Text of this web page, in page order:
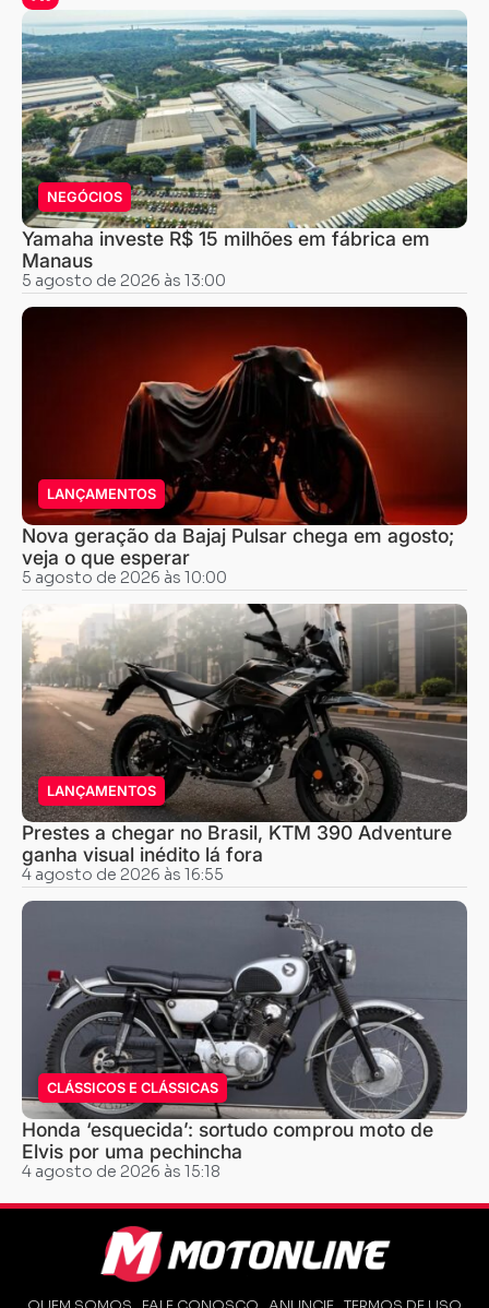
NEGÓCIOS
Yamaha investe R$ 15 milhões em fábrica em
Manaus
5 agosto de 2026 às 13:00
LANÇAMENTOS
Nova geração da Bajaj Pulsar chega em agosto;
veja o que esperar
5 agosto de 2026 às 10:00
LANÇAMENTOS
Prestes a chegar no Brasil, KTM 390 Adventure
ganha visual inédito lá fora
4 agosto de 2026 às 16:55
CLÁSSICOS E CLÁSSICAS
Honda ‘esquecida’: sortudo comprou moto de
Elvis por uma pechincha
4 agosto de 2026 às 15:18